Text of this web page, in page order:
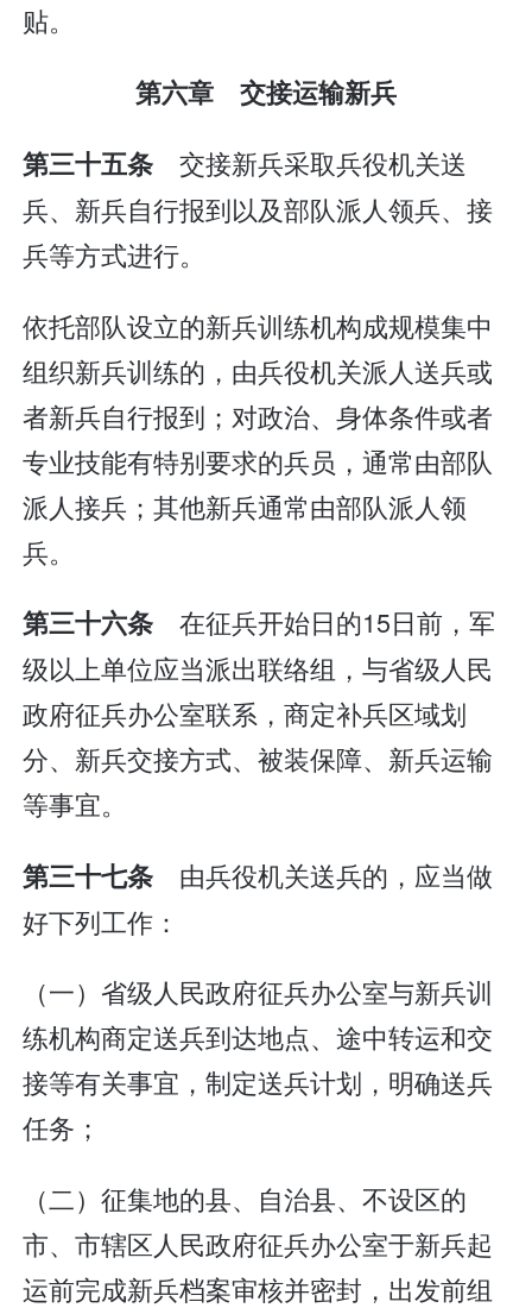
贴。
第六章 交接运输新兵
第三十五条 交接新兵采取兵役机关送
兵、新兵自行报到以及部队派人领兵、接
兵等方式进行。
依托部队设立的新兵训练机构成规模集中
组织新兵训练的，由兵役机关派人送兵或
者新兵自行报到；对政治、身体条件或者
专业技能有特别要求的兵员，通常由部队
派人接兵；其他新兵通常由部队派人领
兵。
第三十六条 在征兵开始日的15日前，军
级以上单位应当派出联络组，与省级人民
政府征兵办公室联系，商定补兵区域划
分、新兵交接方式、被装保障、新兵运输
等事宜。
第三十七条 由兵役机关送兵的，应当做
好下列工作：
（一）省级人民政府征兵办公室与新兵训
练机构商定送兵到达地点、途中转运和交
接等有关事宜，制定送兵计划，明确送兵
任务；
（二）征集地的县、自治县、不设区的
市、市辖区人民政府征兵办公室于新兵起
运前完成新兵档案审核并密封，出发前组